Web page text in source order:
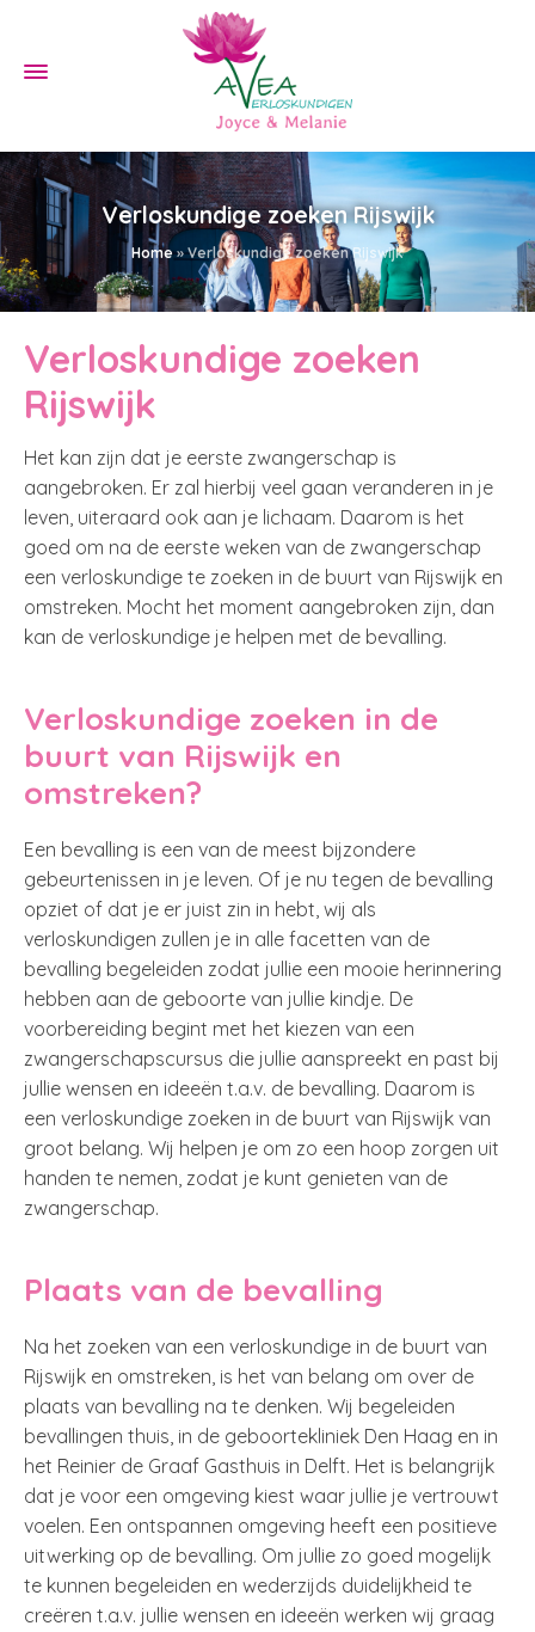
Verloskundige zoeken Rijswijk
Home»Verloskundige zoeken Rijswijk
Verloskundige zoeken
Rijswijk
Het kan zijn dat je eerste zwangerschap is
aangebroken. Er zal hierbij veel gaan veranderen in je
leven, uiteraard ook aan je lichaam. Daarom is het
goed om na de eerste weken van de zwangerschap
een verloskundige te zoeken in de buurt van Rijswijk en
omstreken. Mocht het moment aangebroken zijn, dan
kan de verloskundige je helpen met de bevalling.
Verloskundige zoeken in de
buurt van Rijswijk en
omstreken?
Een bevalling is een van de meest bijzondere
gebeurtenissen in je leven. Of je nu tegen de bevalling
opziet of dat je er juist zin in hebt, wij als
verloskundigen zullen je in alle facetten van de
bevalling begeleiden zodat jullie een mooie herinnering
hebben aan de geboorte van jullie kindje. De
voorbereiding begint met het kiezen van een
zwangerschapscursus die jullie aanspreekt en past bij
jullie wensen en ideeën t.a.v. de bevalling. Daarom is
een verloskundige zoeken in de buurt van Rijswijk van
groot belang. Wij helpen je om zo een hoop zorgen uit
handen te nemen, zodat je kunt genieten van de
zwangerschap.
Plaats van de bevalling
Na het zoeken van een verloskundige in de buurt van
Rijswijk en omstreken, is het van belang om over de
plaats van bevalling na te denken. Wij begeleiden
bevallingen thuis, in de geboortekliniek Den Haag en in
het Reinier de Graaf Gasthuis in Delft. Het is belangrijk
dat je voor een omgeving kiest waar jullie je vertrouwt
voelen. Een ontspannen omgeving heeft een positieve
uitwerking op de bevalling. Om jullie zo goed mogelijk
te kunnen begeleiden en wederzijds duidelijkheid te
creëren t.a.v. jullie wensen en ideeën werken wij graag